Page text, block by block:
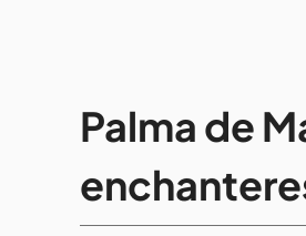
Palma de